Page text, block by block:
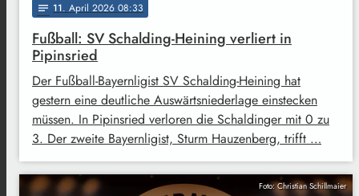
notes 11. April 2026 08:33
Fußball: SV Schalding-Heining verliert in
Pipinsried
Der Fußball-Bayernligist SV Schalding-Heining hat
gestern eine deutliche Auswärtsniederlage einstecken
müssen. In Pipinsried verloren die Schaldinger mit 0 zu
3. Der zweite Bayernligist, Sturm Hauzenberg, trifft …
Foto: Christian Schillmaier